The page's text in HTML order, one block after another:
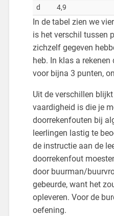
d
4,9
In de tabel zien we
is het verschil tussen
zichzelf gegeven
heb. In klas a
voor bijna 3 punten,
Uit de verschillen
vaardigheid is die je
doorrekenfouten bij
leerlingen lastig te
de instructie aan de
doorrekenfout
door buurman/
gebeurde, want het
opleveren. Voor de
oefening.